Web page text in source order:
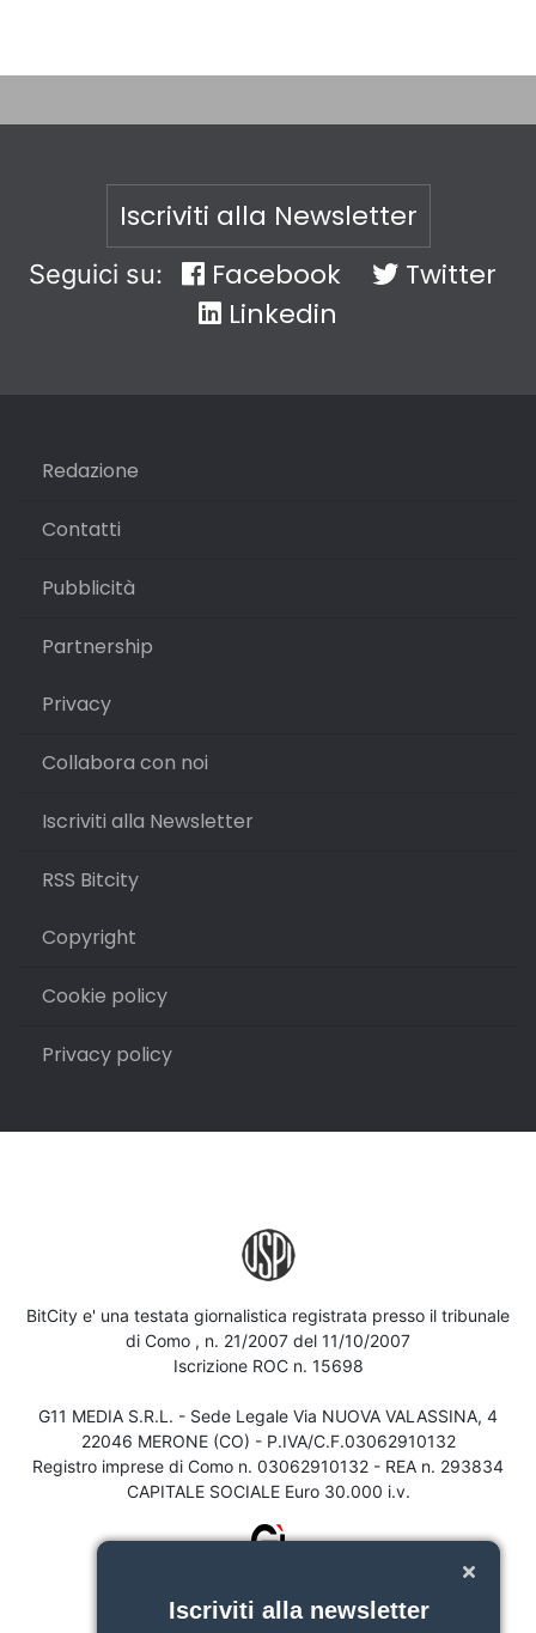
Iscriviti alla Newsletter
Seguici su: Facebook
Twitter
Linkedin
Redazione
Contatti
Pubblicità
Partnership
Privacy
Collabora con noi
Iscriviti alla Newsletter
RSS Bitcity
Copyright
Cookie policy
Privacy policy
BitCity e' una testata giornalistica registrata presso il tribunale
di Como , n. 21/2007 del 11/10/2007
Iscrizione ROC n. 15698
G11 MEDIA S.R.L. - Sede Legale Via NUOVA VALASSINA, 4
22046 MERONE (CO) - P.IVA/C.F.03062910132
Registro imprese di Como n. 03062910132 - REA n. 293834
CAPITALE SOCIALE Euro 30.000 i.v.
Iscriviti alla newsletter